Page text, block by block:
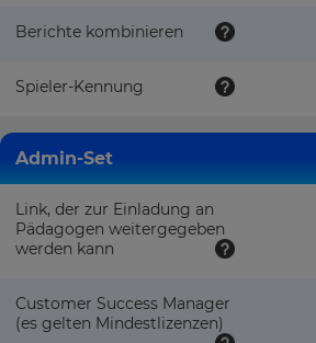
Berichte kombinieren
Spieler-Kennung
Admin-Set
Link, der zur Einladung an
Pädagogen weitergegeben
werden kann
Customer Success Manager
(es gelten Mindestlizenzen)
Seite
hCAPTCHA
und
es
gelten
Datenschutzrichtlinie
und
Nutzungsbedingungen